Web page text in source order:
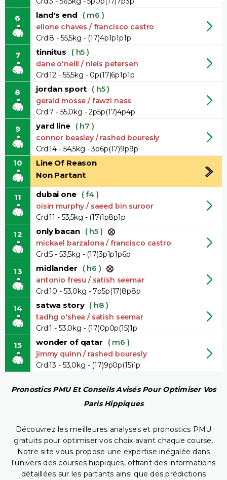
6 land's end ( m6 )
elione chaves / francisco castro
Crd:8 - 55,5kg - (17)4p1p1p1p
7 tinnitus ( h5 )
dane o'neill / niels petersen
Crd:12 - 55,5kg - 0p(17)6p1p1p
8 jordan sport ( h5 )
gerald mosse / fawzi nass
Crd:7 - 55,0kg - 2p5p(17)4p4p
9 yard line ( h7 )
connor beasley / rashed bouresly
Crd:14 - 54,5kg - 3p6p(17)9p9p
10
Line Of Reason
Non Partant
11 dubai one ( f4 )
oisin murphy / saeed bin suroor
Crd:11 - 53,5kg - (17)1p8p1p
12 only bacan ( h5 )
mickael barzalona / francisco castro
Crd:5 - 53,5kg - (17)3p1p1p6p
13 midlander ( h6 )
antonio fresu / satish seemar
Crd:10 - 53,0kg - 7p5p(17)8p8p
14 satwa story ( h8 )
tadhg o'shea / satish seemar
Crd:1 - 53,0kg - (17)0p0p(15)1p
15 wonder of qatar ( m6 )
jimmy quinn / rashed bouresly
Crd:13 - 53,0kg - (17)9p0p(15)1p
Pronostics PMU Et Conseils Avisés Pour Optimiser Vos
Paris Hippiques
Découvrez les meilleures analyses et pronostics PMU
gratuits pour optimiser vos choix avant chaque course.
Notre site vous propose une expertise inégalée dans
l'univers des courses hippiques, offrant des informations
détaillées sur les partants ainsi que des prédictions